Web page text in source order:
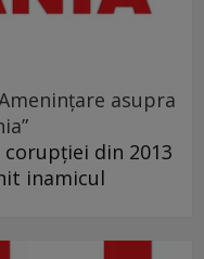
asupra
din 2013
inamicul